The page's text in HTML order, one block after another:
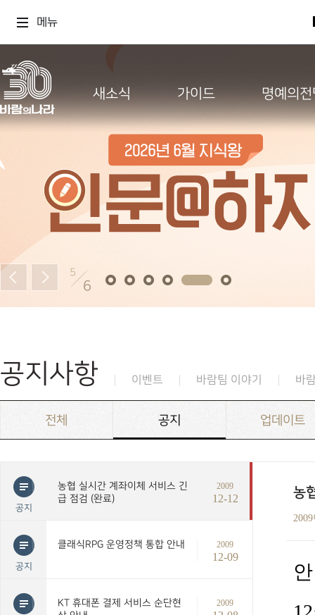
메뉴
새소식 가이드 명예의
5
6
공지사항 이벤트 바람팀 이야기 바
전체 공지 업데이트
공지
농협 실시간 계좌이체 서비스 긴
급 점검 (완료)
2009
12-12
공지
클래식RPG 운영정책 통합 안내 2009
12-09
KT 휴대폰 결제 서비스 순단현
2009
농